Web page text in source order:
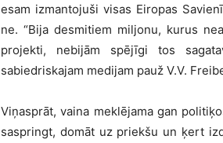
esam izmantojuši visas Eiropas
ne. “Bija desmitiem miljonu, kurus
projekti, nebijām spējīgi tos
sabiedriskajam medijam pauž V.V.
Viņasprāt, vaina meklējama gan
saspringt, domāt uz priekšu un ķert